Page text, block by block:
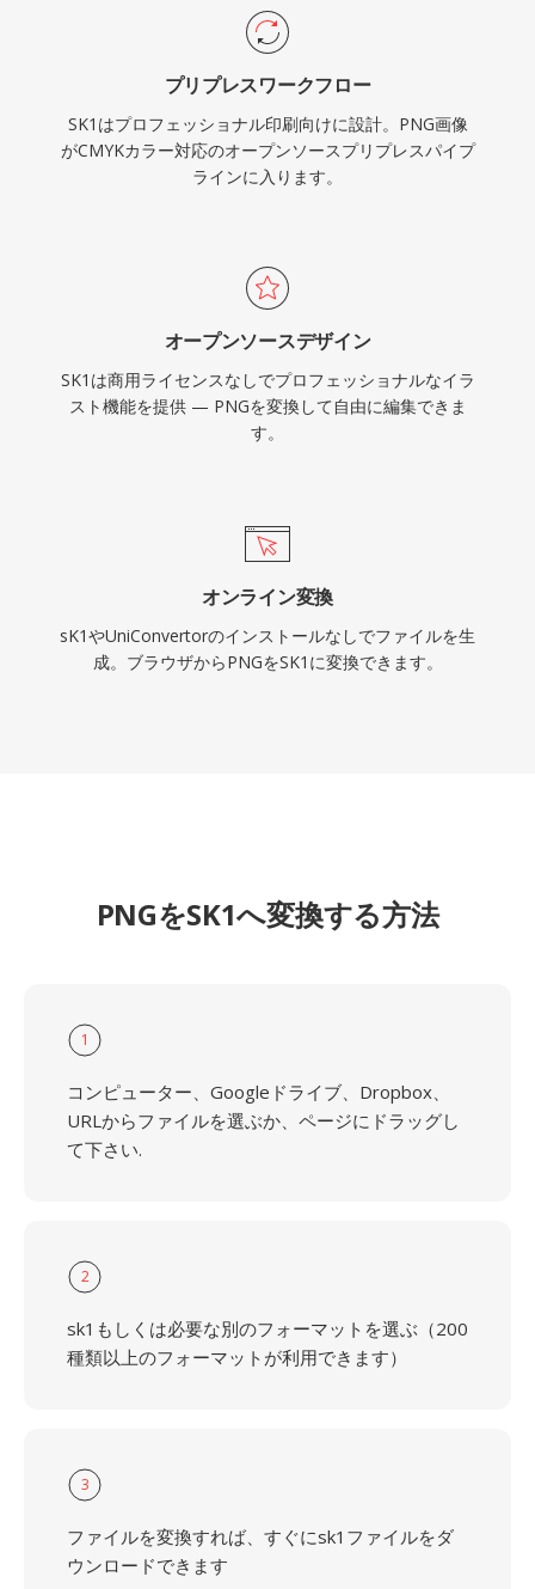
プリプレスワークフロー
SK1はプロフェッショナル印刷向けに設計。PNG画像
がCMYKカラー対応のオープンソースプリプレスパイプ
ラインに入ります。
オープンソースデザイン
SK1は商用ライセンスなしでプロフェッショナルなイラ
スト機能を提供 — PNGを変換して自由に編集できま
す。
オンライン変換
sK1やUniConvertorのインストールなしでファイルを生
成。ブラウザからPNGをSK1に変換できます。
PNGをSK1へ変換する方法
1
コンピューター、Googleドライブ、Dropbox、
URLからファイルを選ぶか、ページにドラッグし
て下さい.
2
sk1もしくは必要な別のフォーマットを選ぶ（200
種類以上のフォーマットが利用できます）
3
ファイルを変換すれば、すぐにsk1ファイルをダ
ウンロードできます